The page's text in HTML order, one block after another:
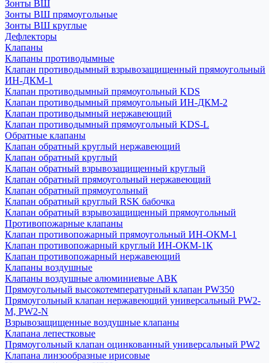
Зонты ВШ
Зонты ВШ прямоугольные
Зонты ВШ круглые
Дефлекторы
Клапаны
Клапаны противодымные
Клапан противодымный взрывозащищенный прямоугольный
ИН-ДКМ-1
Клапан противодымный прямоугольный KDS
Клапан противодымный прямоугольный ИН-ДКМ-2
Клапан противодымный нержавеющий
Клапан противодымный прямоугольный KDS-L
Обратные клапаны
Клапан обратный круглый нержавеющий
Клапан обратный круглый
Клапан обратный взрывозащищенный круглый
Клапан обратный прямоугольный нержавеющий
Клапан обратный прямоугольный
Клапан обратный круглый RSK бабочка
Клапан обратный взрывозащищенный прямоугольный
Противопожарные клапаны
Клапан противопожарный прямоугольный ИН-ОКМ-1
Клапан противопожарный круглый ИН-ОКМ-1К
Клапан противопожарный нержавеющий
Клапаны воздушные
Клапаны воздушные алюминиевые АВК
Прямоугольный высокотемпературный клапан PW350
Прямоугольный клапан нержавеющий универсальный PW2-
M, PW2-N
Взрывозащищенные воздушные клапаны
Клапана лепестковые
Прямоугольный клапан оцинкованный универсальный PW2
Клапана линзообразные ирисовые